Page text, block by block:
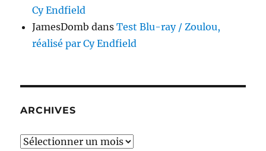
Cy Endfield
JamesDomb dansTest Blu-ray / Zoulou,
réalisé par Cy Endfield
ARCHIVES
Archives